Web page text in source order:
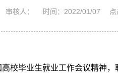
审核人： 时间：2022/01/07 点
校毕业生就业工作会议精神